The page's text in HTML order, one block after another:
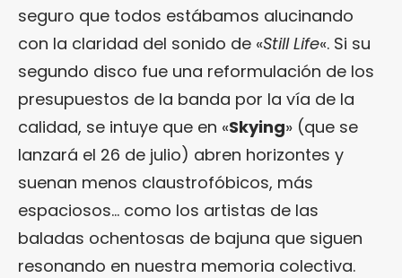
seguro que todos estábamos alucinando
con la claridad del sonido de «Still Life«. Si su
segundo disco fue una reformulación de los
presupuestos de la banda por la vía de la
calidad, se intuye que en «Skying» (que se
lanzará el 26 de julio) abren horizontes y
suenan menos claustrofóbicos, más
espaciosos… como los artistas de las
baladas ochentosas de bajuna que siguen
resonando en nuestra memoria colectiva.